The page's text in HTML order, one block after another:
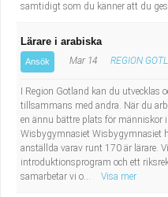
samtidigt som du känner att du
Lärare i arabiska
Ansök Mar 14 REGION
I Region Gotland kan du utvecklas
tillsammans med andra. När du
en ännu bättre plats för människor
Wisbygymnasiet Wisbygymnasiet
anställda varav runt 170 är lärare.
introduktionsprogram och ett
samarbetar vi o...
Visa mer